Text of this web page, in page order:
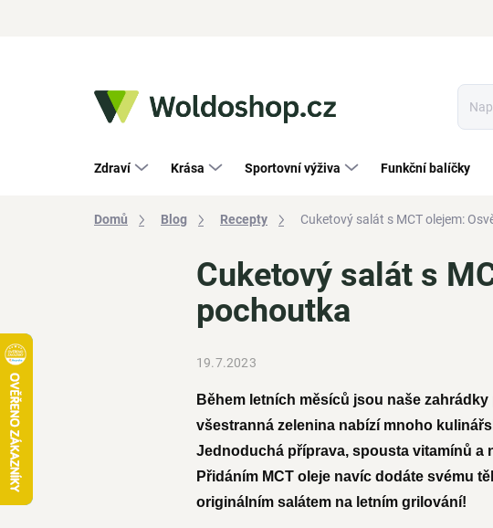
Zdraví Krása Sportovní výživa Funkční balíčky
Domů Blog Recepty Cuketový salát s MCT olejem:
Cuketový salát s
pochoutka
19.7.2023
Během letních měsíců jsou naše
všestranná zelenina nabízí mnoho
Jednoduchá příprava, spousta vitamínů a
Přidáním MCT oleje navíc dodáte svému
originálním salátem na letním grilování!